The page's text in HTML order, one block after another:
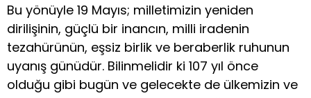
Bu yönüyle 19 Mayıs; milletimizin yeniden
dirilişinin, güçlü bir inancın, milli iradenin
tezahürünün, eşsiz birlik ve beraberlik ruhunun
uyanış günüdür. Bilinmelidir ki 107 yıl önce
olduğu gibi bugün ve gelecekte de ülkemizin ve